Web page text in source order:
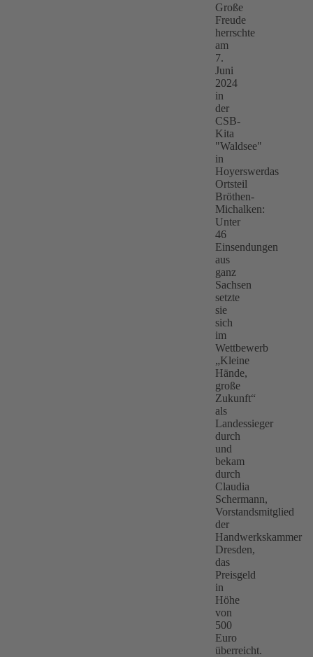
Große
Freude
herrschte
am
7.
Juni
2024
in
der
CSB-
Kita
"Waldsee"
in
Hoyerswerdas
Ortsteil
Bröthen-
Michalken:
Unter
46
Einsendungen
aus
ganz
Sachsen
setzte
sie
sich
im
Wettbewerb
„Kleine
Hände,
große
Zukunft“
als
Landessieger
durch
und
bekam
durch
Claudia
Schermann,
Vorstandsmitglied
der
Handwerkskammer
Dresden,
das
Preisgeld
in
Höhe
von
500
Euro
überreicht.